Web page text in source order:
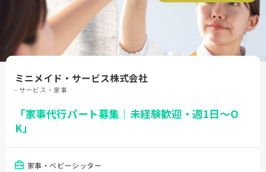
ミニメイド・サービス株式会社
- サービス・家事
「家事代行パート募集｜未経験歓迎・週1日～O
K」
家事・ベビーシッター